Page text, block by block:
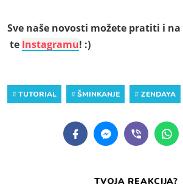
Sve naše novosti možete pratiti i na
te Instagramu! :)
#TUTORIAL #ŠMINKANJE # ZENDAYA
TVOJA REAKCIJA?